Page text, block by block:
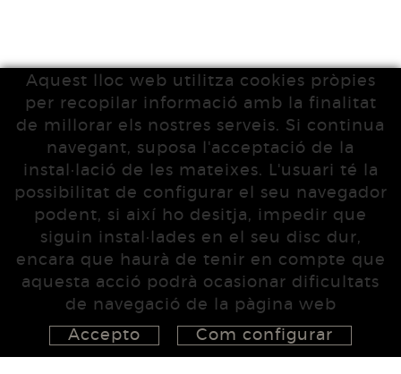
Aquest lloc web utilitza cookies pròpies
per recopilar informació amb la finalitat
de millorar els nostres serveis. Si continua
navegant, suposa l'acceptació de la
instal·lació de les mateixes. L'usuari té la
possibilitat de configurar el seu navegador
podent, si així ho desitja, impedir que
siguin instal·lades en el seu disc dur,
encara que haurà de tenir en compte que
aquesta acció podrà ocasionar dificultats
de navegació de la pàgina web
Accepto
Com configurar